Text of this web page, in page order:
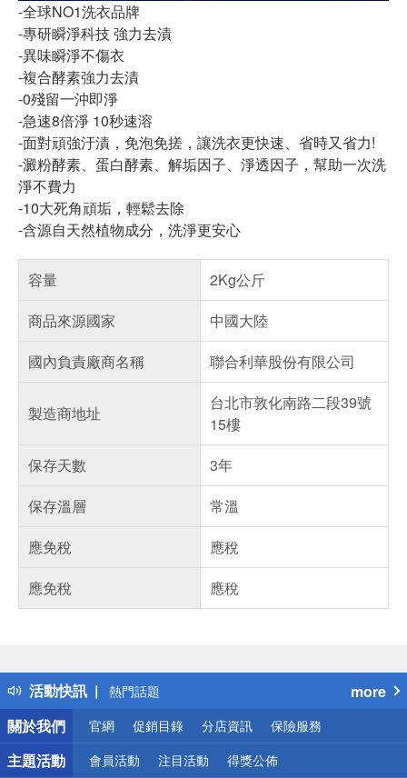
-全球NO1洗衣品牌
-專研瞬淨科技 強力去漬
-異味瞬淨不傷衣
-複合酵素強力去漬
-0殘留一沖即淨
-急速8倍淨 10秒速溶
-面對頑強汙漬，免泡免搓，讓洗衣更快速、省時又省力!
-澱粉酵素、蛋白酵素、解垢因子、淨透因子，幫助一次洗
淨不費力
-10大死角頑垢，輕鬆去除
-含源自天然植物成分，洗淨更安心
容量
2Kg公斤
商品來源國家
中國大陸
國內負責廠商名稱
聯合利華股份有限公司
製造商地址
台北市敦化南路二段39號
15樓
保存天數
3年
保存溫層
常溫
應免稅
應稅
應免稅
應稅
活動快訊
得獎公告
熱門話題
銀行優惠
偏遠地區配送
詐騙網頁！請小心！
more
關於我們
官網 促銷目錄 分店資訊 保險服務
主題活動 會員活動 注目活動 得獎公佈